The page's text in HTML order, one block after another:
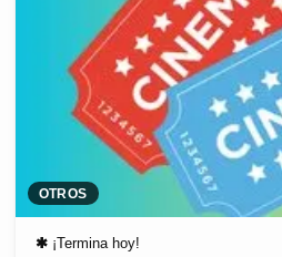
OTROS
✱ ¡Termina hoy!